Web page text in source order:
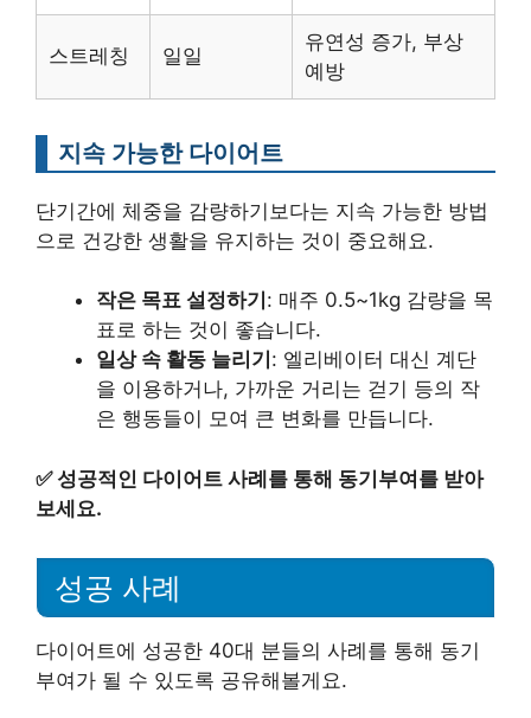
스트레칭 일일
유연성 증가, 부상
예방
지속 가능한 다이어트
단기간에 체중을 감량하기보다는 지속 가능한 방법
으로 건강한 생활을 유지하는 것이 중요해요.
작은 목표 설정하기 : 매주 0.5~1kg 감량을 목
표로 하는 것이 좋습니다.
일상 속 활동 늘리기 : 엘리베이터 대신 계단
을 이용하거나, 가까운 거리는 걷기 등의 작
은 행동들이 모여 큰 변화를 만듭니다.
✅성공적인 다이어트 사례를 통해 동기부여를 받아
보세요.
성공 사례
다이어트에 성공한 40대 분들의 사례를 통해 동기
부여가 될 수 있도록 공유해볼게요.